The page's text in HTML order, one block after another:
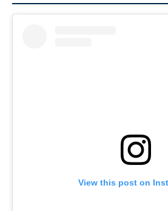
View this post on